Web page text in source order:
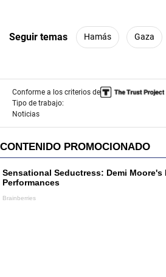
Seguir temas Hamás Gaza
Conforme a los criterios de
Tipo de trabajo:
Noticias